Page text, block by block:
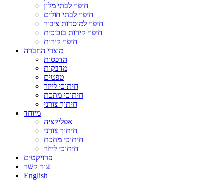
חיפוי לבתי מלון
חיפוי לבתי חולים
חיפוי למוסדות ציבור
חיפוי קירות בזכוכית
חיפוי קירות
מוצרי החברה
הדפסות
מדבקות
טפטים
חיתוכי לייזר
חיתוכי מתכת
חיתוך צורני
מיוחד
אפליקציה
חיתוך צורני
חיתוכי מתכת
חיתוכי לייזר
פרויקטים
צור קשר
English